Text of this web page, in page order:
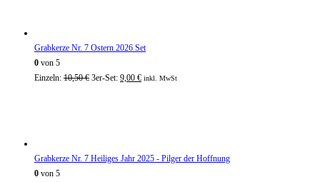
Grabkerze Nr. 7 Ostern 2026 Set
0 von 5
Einzeln: 10,50€ 3er-Set: 9,00 € inkl. MwSt
Grabkerze Nr. 7 Heiliges Jahr 2025 - Pilger der Hoffnung
0 von 5